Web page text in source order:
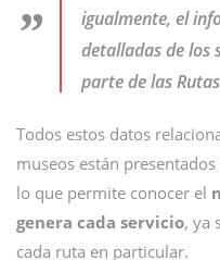
igualmente, el
detalladas de los
parte de las
Todos estos datos
museos están
lo que permite conocer el
genera cada servicio, ya
cada ruta en particular.